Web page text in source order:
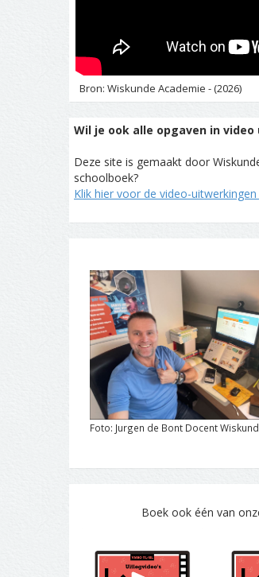
Bron: Wiskunde Academie - (2026)
Wil je ook alle opgaven in
Deze site is gemaakt door
schoolboek?
Klik hier voor de video-
Foto: Jurgen de Bont Docent
Boek ook één van